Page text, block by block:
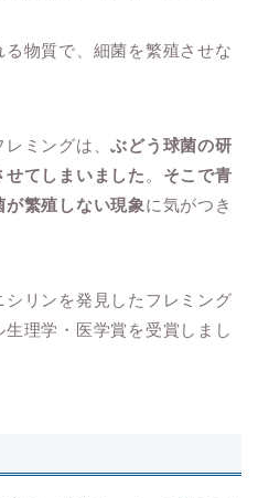
物質で、細菌を繁殖させな
レミングは、ぶどう球菌の研
てしまいました 。 そこで青
繁殖しない現象に気がつき
リンを発見したフレミング
理学・医学賞を受賞しまし